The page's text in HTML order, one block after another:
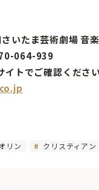
いたま芸術劇場 音
064-939
トでご確認ください
リン クリスティア